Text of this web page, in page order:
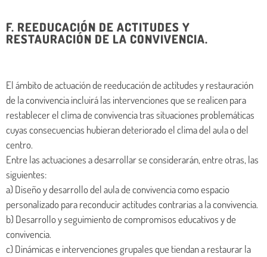
F. REEDUCACIÓN DE ACTITUDES Y
RESTAURACIÓN DE LA CONVIVENCIA.
El ámbito de actuación de reeducación de actitudes y restauración
de la convivencia incluirá las intervenciones que se realicen para
restablecer el clima de convivencia tras situaciones problemáticas
cuyas consecuencias hubieran deteriorado el clima del aula o del
centro.
Entre las actuaciones a desarrollar se considerarán, entre otras, las
siguientes:
a) Diseño y desarrollo del aula de convivencia como espacio
personalizado para reconducir actitudes contrarias a la convivencia.
b) Desarrollo y seguimiento de compromisos educativos y de
convivencia.
c) Dinámicas e intervenciones grupales que tiendan a restaurar la